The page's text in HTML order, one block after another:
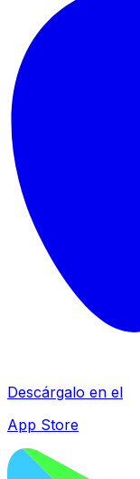
Descárgalo en el
App Store